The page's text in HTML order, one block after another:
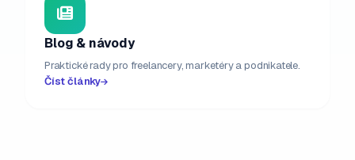
Blog & návody
Praktické rady pro freelancery, marketéry a podnikatele.
Číst články